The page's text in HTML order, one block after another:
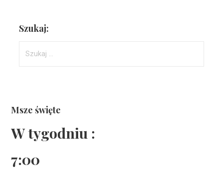
Szukaj:
Msze święte
W tygodniu :
7:00